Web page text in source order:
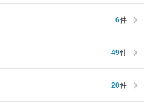
6件
49件
20件